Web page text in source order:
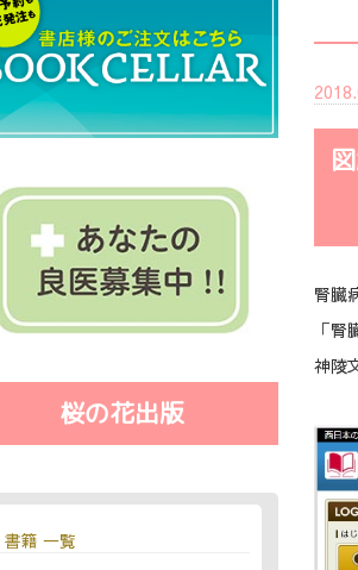
腎臓
「
神陵
桜の花出版
書籍 一覧